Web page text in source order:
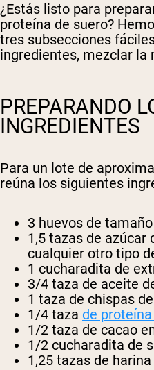
¿Estás listo para
proteína de suero?
tres subsecciones
ingredientes, mezclar la
PREPARANDO
INGREDIENTES
Para un lote de
reúna los siguientes
3 huevos de
1,5 tazas de azúcar
cualquier otro tipo
1 cucharadita de
3/4 taza de aceite
1 taza de chispas
1/4 taza de
1/2 taza de cacao
1/2 cucharadita de
1,25 tazas de